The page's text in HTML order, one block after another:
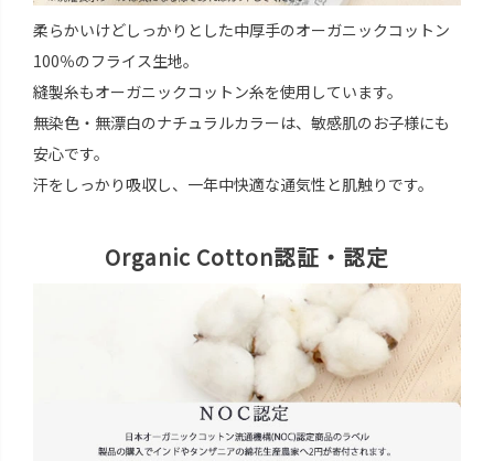
柔らかいけどしっかりとした中厚手のオーガニックコットン
100％のフライス生地。
縫製糸もオーガニックコットン糸を使用しています。
無染色・無漂白のナチュラルカラーは、敏感肌のお子様にも
安心です。
汗をしっかり吸収し、一年中快適な通気性と肌触りです。
Organic Cotton認証・認定